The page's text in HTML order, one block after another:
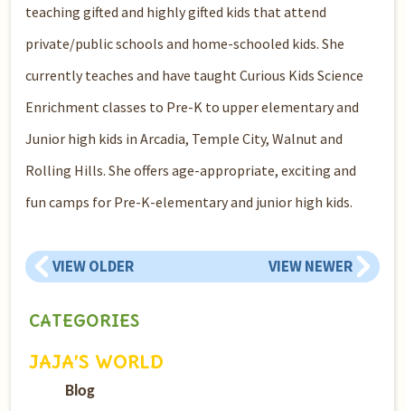
teaching gifted and highly gifted kids that attend
private/public schools and home-schooled kids. She
currently teaches and have taught Curious Kids Science
Enrichment classes to Pre-K to upper elementary and
Junior high kids in Arcadia, Temple City, Walnut and
Rolling Hills. She offers age-appropriate, exciting and
fun camps for Pre-K-elementary and junior high kids.
VIEW OLDER VIEW NEWER
CATEGORIES
JAJA’S WORLD
Blog